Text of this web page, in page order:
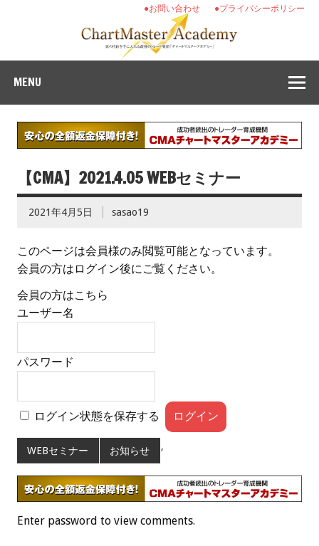
●プライバシーポリシー
●お問い合わせ
MENU
【CMA】2021.4.05 WEBセミナー
2021年4月5日 sasao19
このページは会員様のみ閲覧可能となっています。
会員の方はログイン後にご覧ください。
会員の方はこちら
ユーザー名
パスワード
ログイン状態を保存する
WEBセミナー ,
お知らせ
Enter password to view comments.